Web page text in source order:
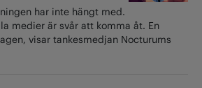
har inte hängt med.
medier är svår att komma åt. En
visar tankesmedjan Nocturums